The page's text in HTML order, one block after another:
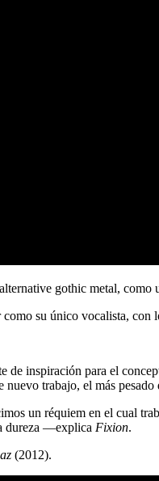
gothic metal, como
como su único vocalista, con
de inspiración para el
nuevo trabajo, el más
un réquiem en el cual
dureza —explica Fixion.
(2012).